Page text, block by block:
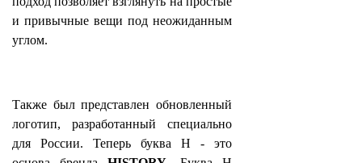
и привычные вещи под неожиданным
углом.
Также был представлен обновленный
логотип, разработанный специально
для России. Теперь буква H - это